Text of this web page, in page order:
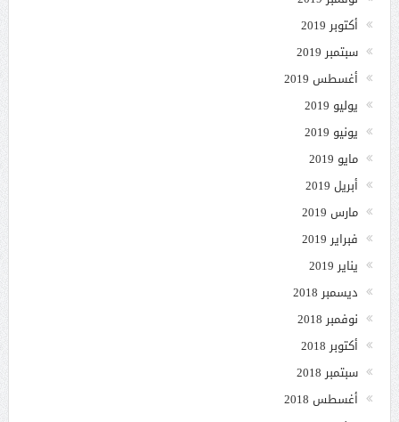
أكتوبر 2019
سبتمبر 2019
أغسطس 2019
يوليو 2019
يونيو 2019
مايو 2019
أبريل 2019
مارس 2019
فبراير 2019
يناير 2019
ديسمبر 2018
نوفمبر 2018
أكتوبر 2018
سبتمبر 2018
أغسطس 2018